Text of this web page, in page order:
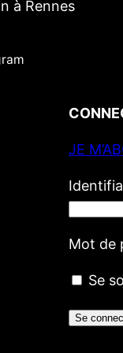
à Rennes
JE
Mot de
Se